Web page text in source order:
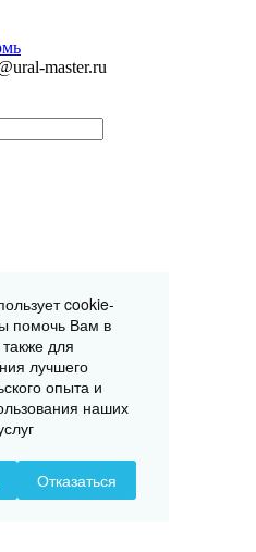
master.ru
cookie-
помочь Вам в
для
лучшего
опыта и
наших
Отказаться